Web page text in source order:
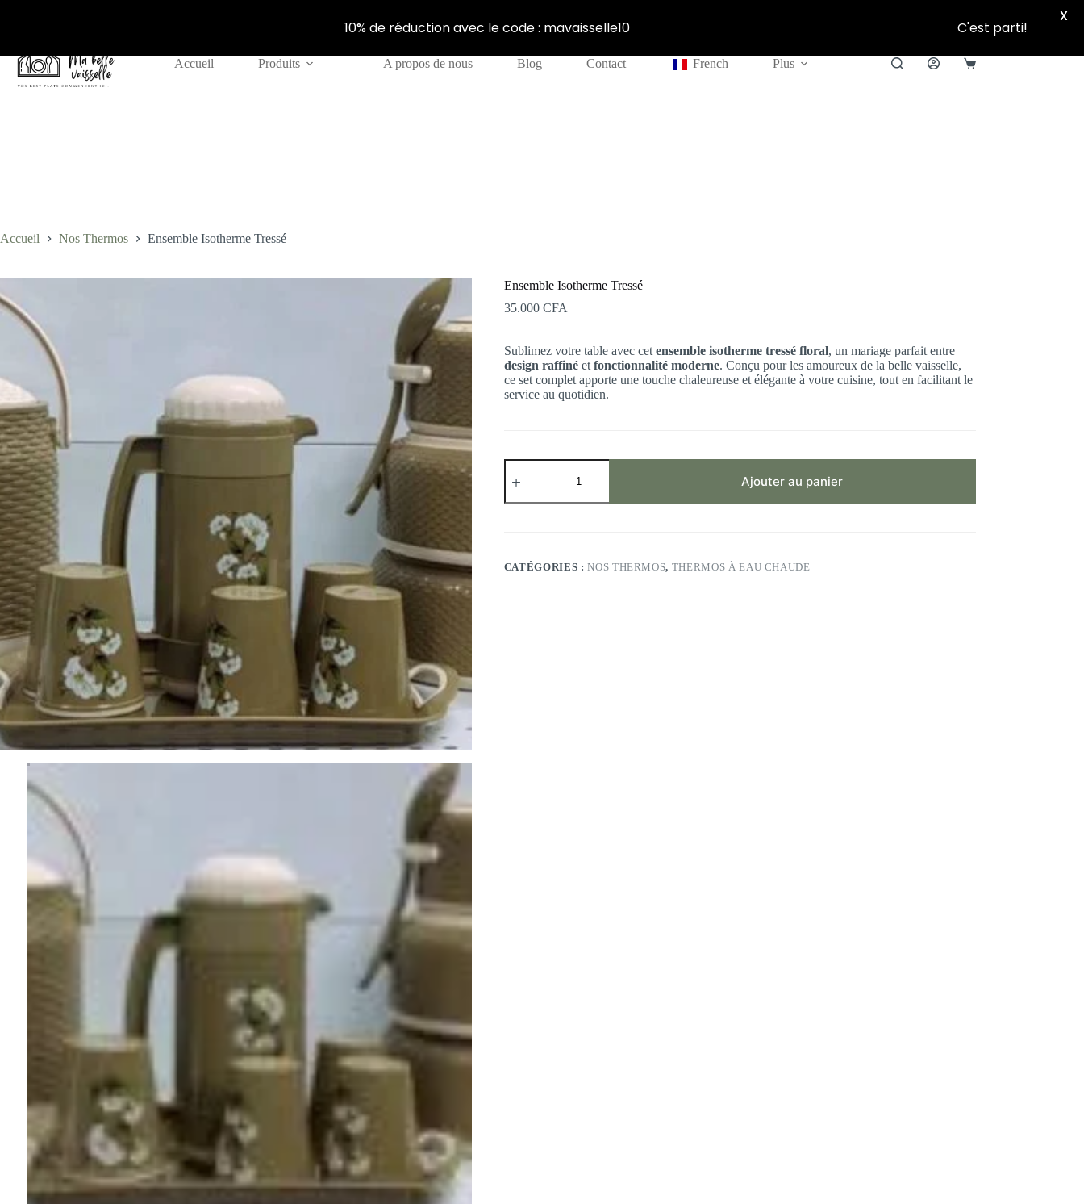
Passer
contenu
Accueil Produits A propos de nous Blog Contact French Plus
Panier
Accueil Nos Thermos Ensemble Isotherme Tressé
Ensemble Isotherme Tressé
35.000 CFA
Sublimez votre table avec cet ensemble isotherme tressé floral, un mariage parfait entre
design raffinéet fonctionnalité moderne. Conçu pour les amoureux de la belle vaisselle,
ce set complet apporte une touche chaleureuse et élégante à votre cuisine, tout en facilitant le
service au quotidien.
quantité
de
Isotherme
Ajouter au panier
CATÉGORIES :NOS THERMOS, THERMOS À EAU CHAUDE
10% de réduction avec le code : mavaisselle10 C'est parti!
X